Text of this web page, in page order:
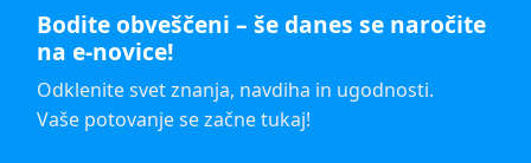
Bodite obveščeni – še danes se naročite
na e-novice!
Odklenite svet znanja, navdiha in ugodnosti.
Vaše potovanje se začne tukaj!